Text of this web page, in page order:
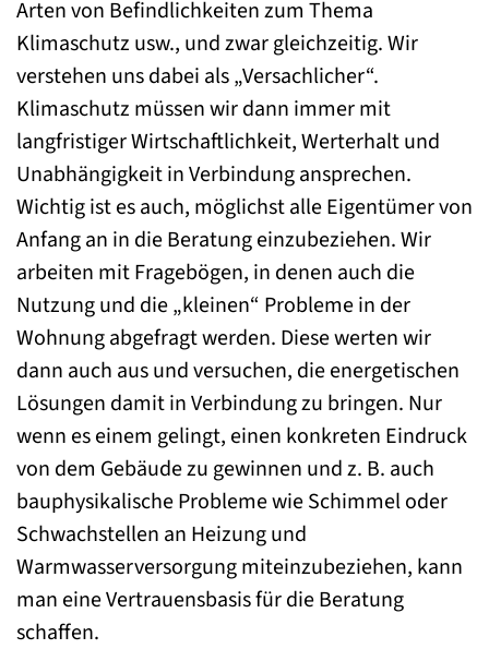
Arten von Befindlichkeiten zum Thema
Klimaschutz usw., und zwar gleichzeitig. Wir
verstehen uns dabei als „Versachlicher“.
Klimaschutz müssen wir dann immer mit
langfristiger Wirtschaftlichkeit, Werterhalt und
Unabhängigkeit in Verbindung ansprechen.
Wichtig ist es auch, möglichst alle Eigentümer von
Anfang an in die Beratung einzubeziehen. Wir
arbeiten mit Fragebögen, in denen auch die
Nutzung und die „kleinen“ Probleme in der
Wohnung abgefragt werden. Diese werten wir
dann auch aus und versuchen, die energetischen
Lösungen damit in Verbindung zu bringen. Nur
wenn es einem gelingt, einen konkreten Eindruck
von dem Gebäude zu gewinnen und z. B. auch
bauphysikalische Probleme wie Schimmel oder
Schwachstellen an Heizung und
Warmwasserversorgung miteinzubeziehen, kann
man eine Vertrauensbasis für die Beratung
schaffen.